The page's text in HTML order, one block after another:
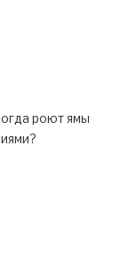
роют ямы